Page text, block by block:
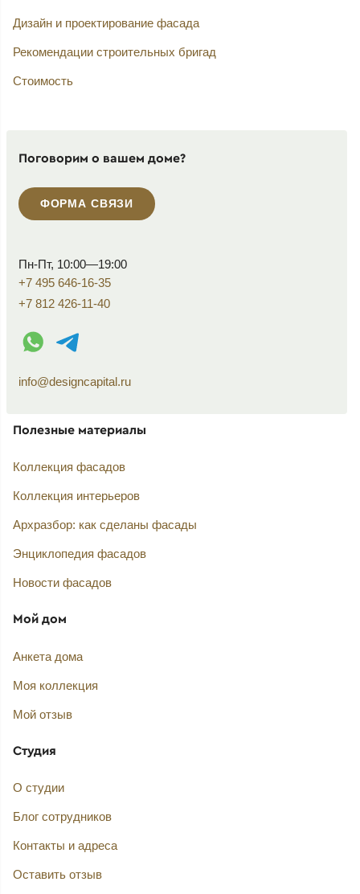
Дизайн и проектирование фасада
Рекомендации строительных бригад
Стоимость
Поговорим о вашем доме?
ФОРМА СВЯЗИ
Пн-Пт, 10:00—19:00
+7 495 646-16-35
+7 812 426-11-40
WhatsApp контакт
Telegram контакт
info@designcapital.ru
Полезные материалы
Коллекция фасадов
Коллекция интерьеров
Архразбор: как сделаны фасады
Энциклопедия фасадов
Новости фасадов
Мой дом
Анкета дома
Моя коллекция
Мой отзыв
Студия
О студии
Блог сотрудников
Контакты и адреса
Оставить отзыв